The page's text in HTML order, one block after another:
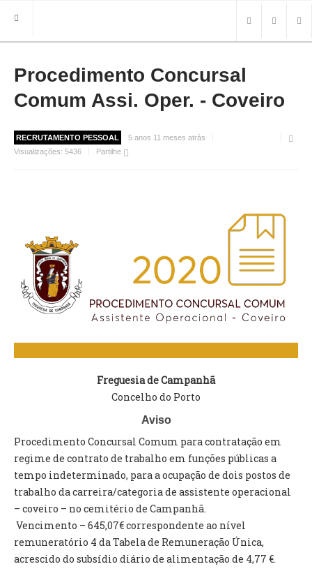
HOME
FREGUESIA
INFO
HISTÓRIA
IMPRENSA
BRASÃO
FOTOS
EXECUTIVO E PELOUROS
ASSEMBLEIA DE FREGUESIA
GRAVAÇÕES DAS REUNIÕES PÚBLICAS DO EXECUTIVO
DOCUMENTOS
ATAS E DOCUMENTOS DA ASSEMBLEIA
EDITAIS
Procedimento Concursal
Comum Assi. Oper. - Coveiro
RECRUTAMENTO PESSOAL
5 anos 11 meses atrás
Visualizações: 5436 Partilhe
Freguesia de Campanhã
Concelho do Porto
Aviso
Procedimento Concursal Comum para contratação em
regime de contrato de trabalho em funções públicas a
tempo indeterminado, para a ocupação de dois postos de
trabalho da carreira/categoria de assistente operacional
– coveiro – no cemitério de Campanhã.
Vencimento – 645,07€ correspondente ao nível
remuneratório 4 da Tabela de Remuneração Única,
acrescido do subsídio diário de alimentação de 4,77 €.